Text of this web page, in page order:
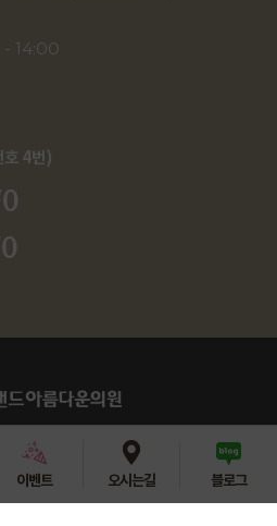
- 14:00
호 4번)
앙로 68 4층 그랜드아름다운의원
대표자명 : 신정은
TEL : 1899-5109
진료시간 : [월-금] AM 10:00 - PM 20:00
이벤트 오시는길 블로그